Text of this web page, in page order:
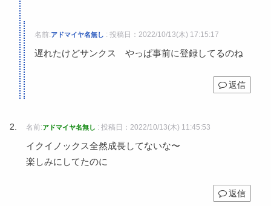
名前:アドマイヤ名無し : 投稿日：2022/10/13(木) 17:15:17
遅れたけどサンクス やっぱ事前に登録してるのね
返信
名前:アドマイヤ名無し : 投稿日：2022/10/13(木) 11:45:53
イクイノックス全然成長してないな〜
楽しみにしてたのに
返信